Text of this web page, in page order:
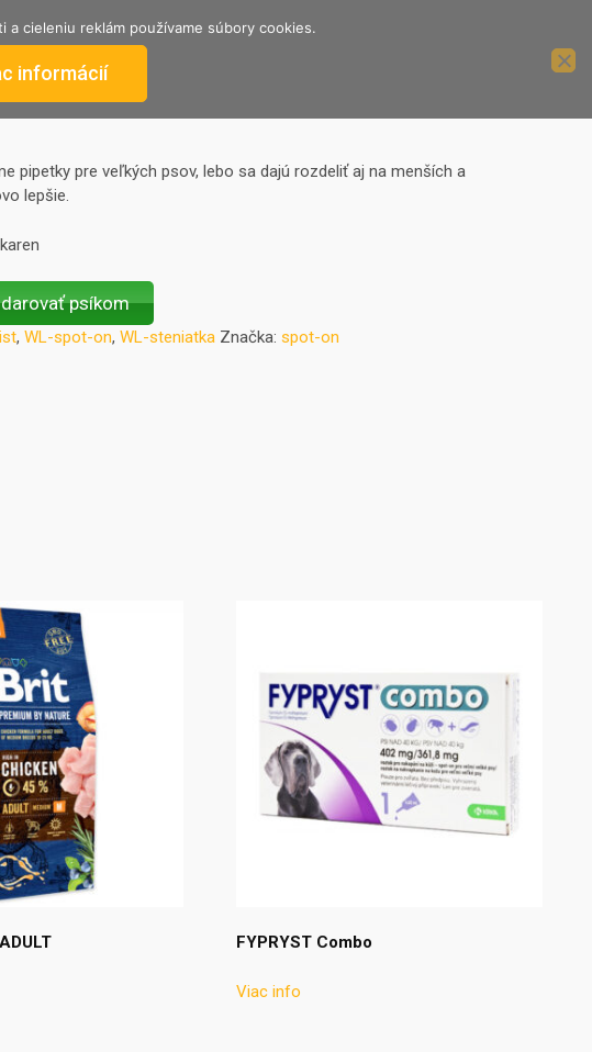
pipetky pre veľkých psov, lebo sa dajú rozdeliť aj na menších a
lepšie.
psíkom
,WL-spot-on,WL-steniatka Značka:spot-on
FYPRYST Combo
Viac info
cieleniu reklám používame súbory cookies.
informácií